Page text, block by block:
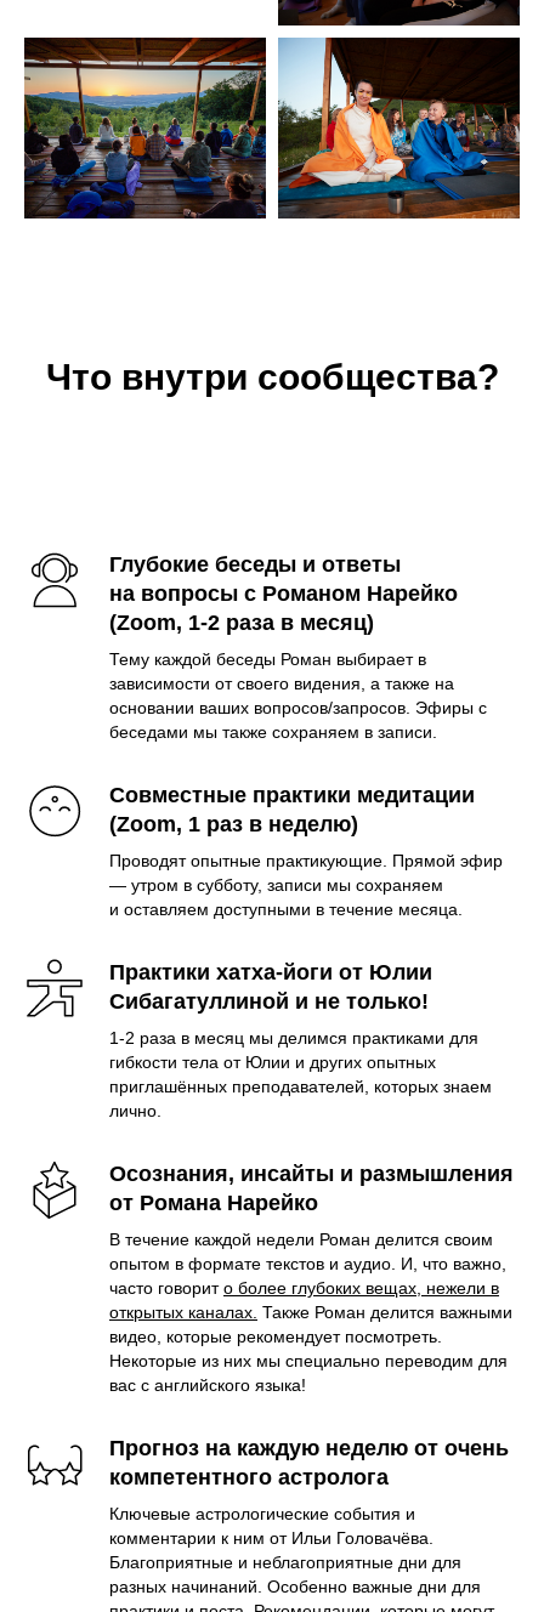
Что внутри сообщества?
Глубокие беседы и ответы
на вопросы с Романом Нарейко
(Zoom, 1-2 раза в месяц)
Тему каждой беседы Роман выбирает в
зависимости от своего видения, а также на
основании ваших вопросов/запросов. Эфиры с
беседами мы также сохраняем в записи.
Совместные практики медитации
(Zoom, 1 раз в неделю)
Проводят опытные практикующие. Прямой эфир
— утром в субботу, записи мы сохраняем
и оставляем доступными в течение месяца.
Практики хатха-йоги от Юлии
Сибагатуллиной и не только!
1-2 раза в месяц мы делимся практиками для
гибкости тела от Юлии и других опытных
приглашённых преподавателей, которых знаем
лично.
Осознания, инсайты и размышления
от Романа Нарейко
В течение каждой недели Роман делится своим
опытом в формате текстов и аудио. И, что важно,
часто говорито более глубоких вещах, нежели в
открытых каналах. Также Роман делится важными
видео, которые рекомендует посмотреть.
Некоторые из них мы специально переводим для
вас с английского языка!
Прогноз на каждую неделю от очень
компетентного астролога
Ключевые астрологические события и
комментарии к ним от Ильи Головачёва.
Благоприятные и неблагоприятные дни для
разных начинаний. Особенно важные дни для